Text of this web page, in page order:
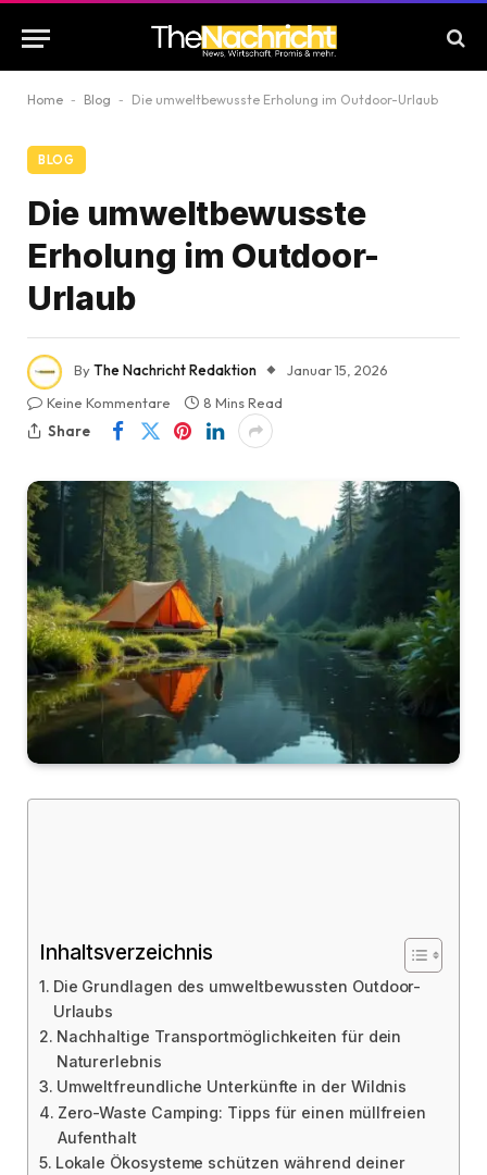
Home - Blog - Die umweltbewusste Erholung im Outdoor-Urlaub
BLOG
Die umweltbewusste
Erholung im Outdoor-
Urlaub
ByThe Nachricht Redaktion
Januar 15, 2026
Keine Kommentare
8 Mins Read
Share
Inhaltsverzeichnis
Die Grundlagen des umweltbewussten Outdoor-
Urlaubs
Nachhaltige Transportmöglichkeiten für dein
Naturerlebnis
Umweltfreundliche Unterkünfte in der Wildnis
Zero-Waste Camping: Tipps für einen müllfreien
Aufenthalt
Lokale Ökosysteme schützen während deiner